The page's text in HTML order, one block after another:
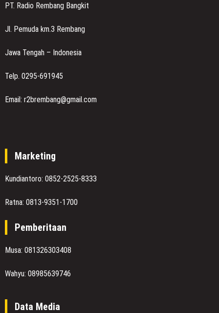
PT. Radio Rembang Bangkit
Jl. Pemuda km.3 Rembang
Jawa Tengah – Indonesia
Telp. 0295-691945
Email: r2brembang@gmail.com
Marketing
Kundiantoro: 0852-2525-8333
Ratna: 0813-9351-1700
Pemberitaan
Musa: 081326303408
Wahyu: 08985639746
Data Media